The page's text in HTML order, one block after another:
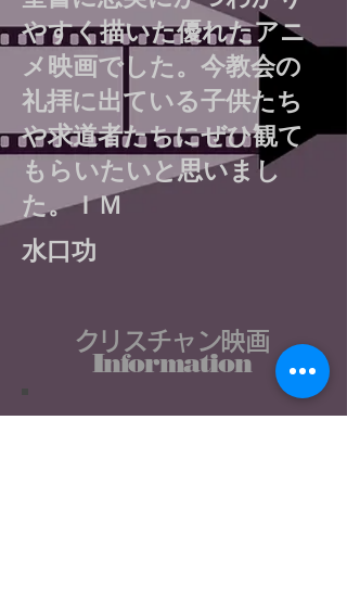
やすく描いた優れたアニ
メ映画でした。今教会の
礼拝に出ている子供たち
や求道者たちにぜひ観て
もらいたいと思いまし
た。ＩＭ
水口功
クリスチャン映画
Information